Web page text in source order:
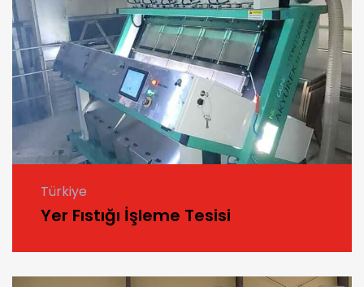
Türkiye
Yer Fıstığı İşleme Tesisi